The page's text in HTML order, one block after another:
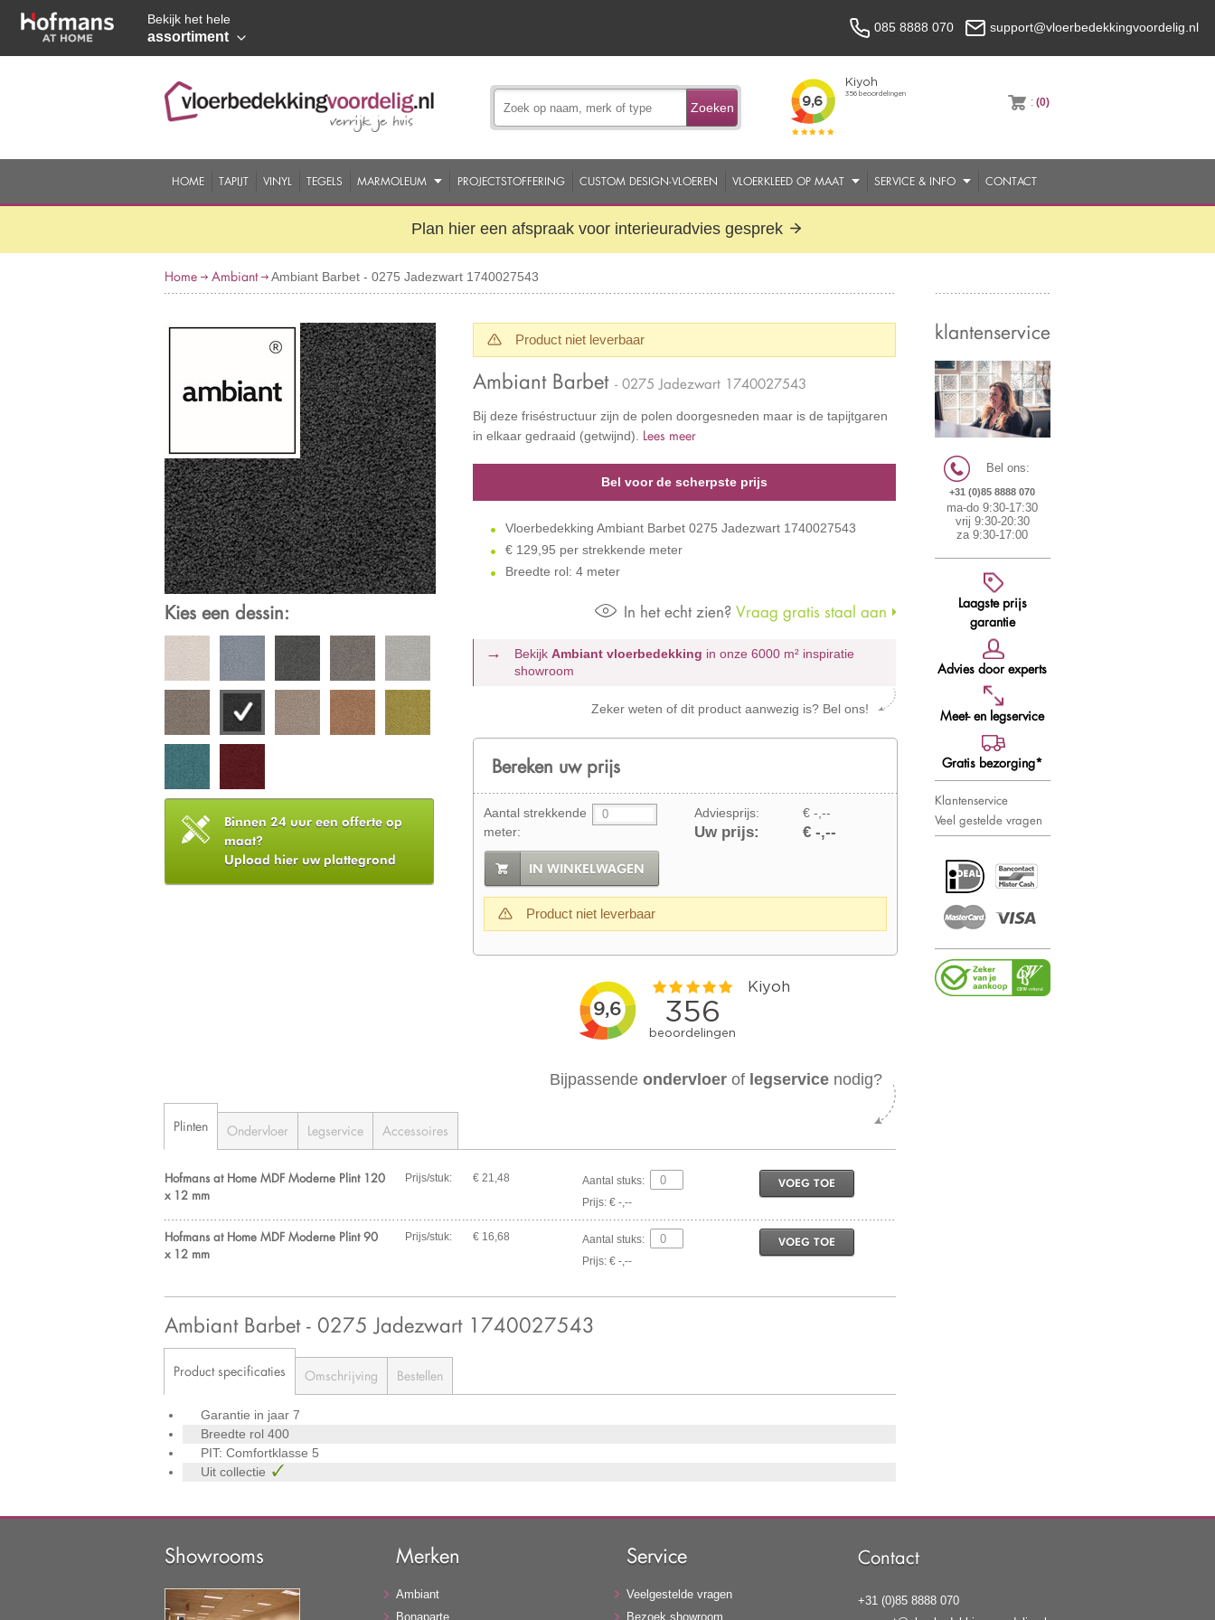
Bekijk het hele
assortiment
085 8888 070 support@vloerbedekkingvoordelig.nl
Zoeken :(0)
HOME TAPIJT VINYL TEGELS MARMOLEUM PROJECTSTOFFERING CUSTOM DESIGN-VLOEREN VLOERKLEED OP MAAT SERVICE & INFO CONTACT
Plan hier een afspraak voor interieuradvies gesprek
Home Ambiant Ambiant Barbet - 0275 Jadezwart 1740027543
Kies een dessin:
Binnen 24 uur een offerte op
maat?
Upload hier uw plattegrond
Product niet leverbaar
Ambiant Barbet - 0275 Jadezwart 1740027543
Bij deze friséstructuur zijn de polen doorgesneden maar is de tapijtgaren
in elkaar gedraaid (getwijnd). Lees meer
Bel voor de scherpste prijs
Vloerbedekking Ambiant Barbet 0275 Jadezwart 1740027543
€ 129,95 per strekkende meter
Breedte rol: 4 meter
In het echt zien? Vraag gratis staal aan
BekijkAmbiant vloerbedekking in onze 6000 m² inspiratie
showroom
Zeker weten of dit product aanwezig is? Bel ons!
Bereken uw prijs
Aantal strekkende
meter:
Adviesprijs: € -,--
Uw prijs: € -,--
IN WINKELWAGEN
Product niet leverbaar
klantenservice
Bel ons:
+31 (0)85 8888 070
ma-do 9:30-17:30
vrij 9:30-20:30
za 9:30-17:00
Laagste prijs
garantie
Advies door experts
Meet- en legservice
Gratis bezorging*
Klantenservice
Veel gestelde vragen
Bijpassendeondervloer of legservice nodig?
Plinten Ondervloer Legservice Accessoires
Hofmans at Home MDF Moderne Plint 120
x 12 mm
Prijs/stuk: € 21,48
Aantal stuks:
Prijs: € -,--
VOEG TOE
Hofmans at Home MDF Moderne Plint 90
x 12 mm
Prijs/stuk: € 16,68
Aantal stuks:
Prijs: € -,--
VOEG TOE
Ambiant Barbet - 0275 Jadezwart 1740027543
Product specificaties Omschrijving Bestellen
Garantie in jaar 7
Breedte rol 400
PIT: Comfortklasse 5
Uit collectie
Showrooms Merken
Ambiant
Bonaparte
Service
Veelgestelde vragen
Bezoek showroom
Contact
+31 (0)85 8888 070